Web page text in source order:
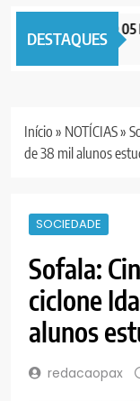
DESTAQUES
EDIÇÃO 05 DE
Início » NOTÍCIAS»
de 38 mil alunos
SOCIEDADE
Sofala:
ciclone
alunos
redacaopax